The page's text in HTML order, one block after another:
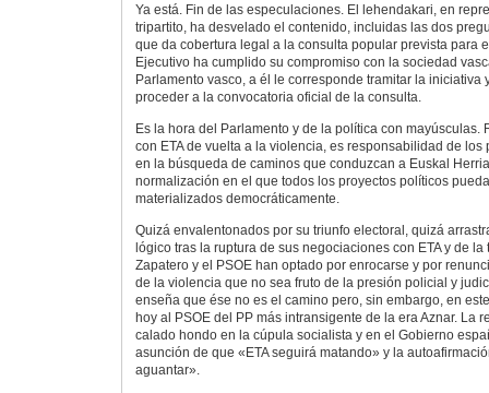
Ya está. Fin de las especulaciones. El lehendakari, en
tripartito, ha desvelado el contenido, incluidas las dos
que da cobertura legal a la consulta popular prevista para
Ejecutivo ha cumplido su compromiso con la sociedad
Parlamento vasco, a él le corresponde tramitar la iniciativa
proceder a la convocatoria oficial de la consulta.
Es la hora del Parlamento y de la política con mayúsculas.
con ETA de vuelta a la violencia, es responsabilidad de los
en la búsqueda de caminos que conduzcan a Euskal
normalización en el que todos los proyectos políticos
materializados democráticamente.
Quizá envalentonados por su triunfo electoral, quizá
lógico tras la ruptura de sus negociaciones con ETA y de
Zapatero y el PSOE han optado por enrocarse y por
de la violencia que no sea fruto de la presión policial y
enseña que ése no es el camino pero, sin embargo, en
hoy al PSOE del PP más intransigente de la era Aznar. La
calado hondo en la cúpula socialista y en el Gobierno
asunción de que «ETA seguirá matando» y la
aguantar».